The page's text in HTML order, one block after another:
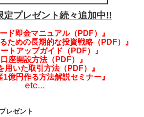
プレゼント続々追加中!!
ド即金マニュアル（PDF）』
ための長期的な投資戦略（PDF）』
ートアップガイド（PDF）』
口座開設方法（PDF）』
用いた取引方法（PDF）』
1億円作る方法解説セミナー』
etc...
レゼント